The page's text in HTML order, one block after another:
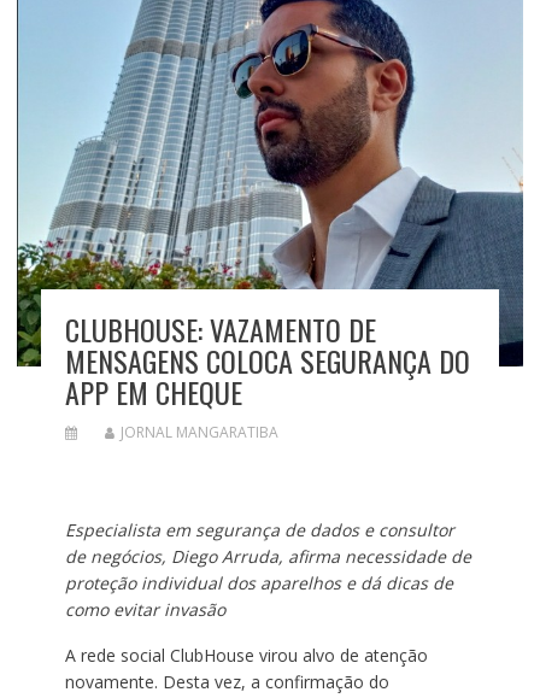
CLUBHOUSE: VAZAMENTO DE
MENSAGENS COLOCA SEGURANÇA DO
APP EM CHEQUE
JORNAL MANGARATIBA
Especialista em segurança de dados e consultor
de negócios, Diego Arruda, afirma necessidade de
proteção individual dos aparelhos e dá dicas de
como evitar invasão
A rede social ClubHouse virou alvo de atenção
novamente. Desta vez, a confirmação do